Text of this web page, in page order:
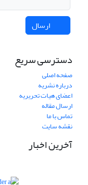
ارسال
دسترسی سریع
صفحه اصلی
درباره نشریه
اعضای هیات تحریریه
ارسال مقاله
تماس با ما
نقشه سایت
آخرین اخبار